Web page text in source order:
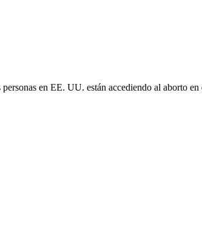
en EE. UU. están accediendo al aborto en